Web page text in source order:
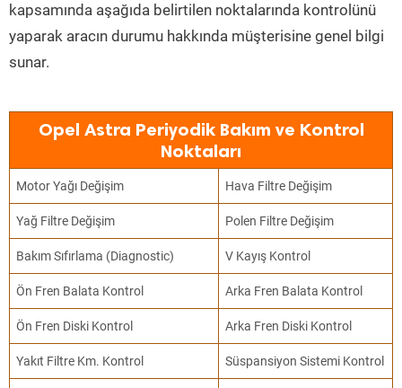
kapsamında aşağıda belirtilen noktalarında kontrolünü
yaparak aracın durumu hakkında müşterisine genel bilgi
sunar.
Opel Astra Periyodik Bakım ve Kontrol
Noktaları
Motor Yağı Değişim Hava Filtre Değişim
Yağ Filtre Değişim Polen Filtre Değişim
Bakım Sıfırlama (Diagnostic) V Kayış Kontrol
Ön Fren Balata Kontrol Arka Fren Balata Kontrol
Ön Fren Diski Kontrol Arka Fren Diski Kontrol
Yakıt Filtre Km. Kontrol Süspansiyon Sistemi Kontrol